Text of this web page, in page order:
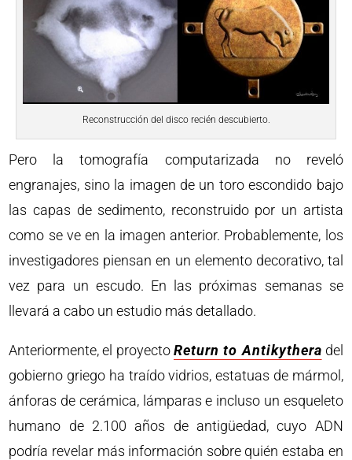
Reconstrucción del disco recién descubierto.
Pero la tomografía computarizada no reveló
engranajes, sino la imagen de un toro escondido bajo
las capas de sedimento, reconstruido por un artista
como se ve en la imagen anterior. Probablemente, los
investigadores piensan en un elemento decorativo, tal
vez para un escudo. En las próximas semanas se
llevará a cabo un estudio más detallado.
Anteriormente, el proyectoReturn to Antikythera del
gobierno griego ha traído vidrios, estatuas de mármol,
ánforas de cerámica, lámparas e incluso un esqueleto
humano de 2.100 años de antigüedad, cuyo ADN
podría revelar más información sobre quién estaba en